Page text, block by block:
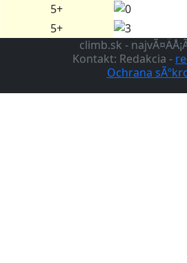
5+
5+
climb.sk -
Kontakt: Redakcia -
Ochrana